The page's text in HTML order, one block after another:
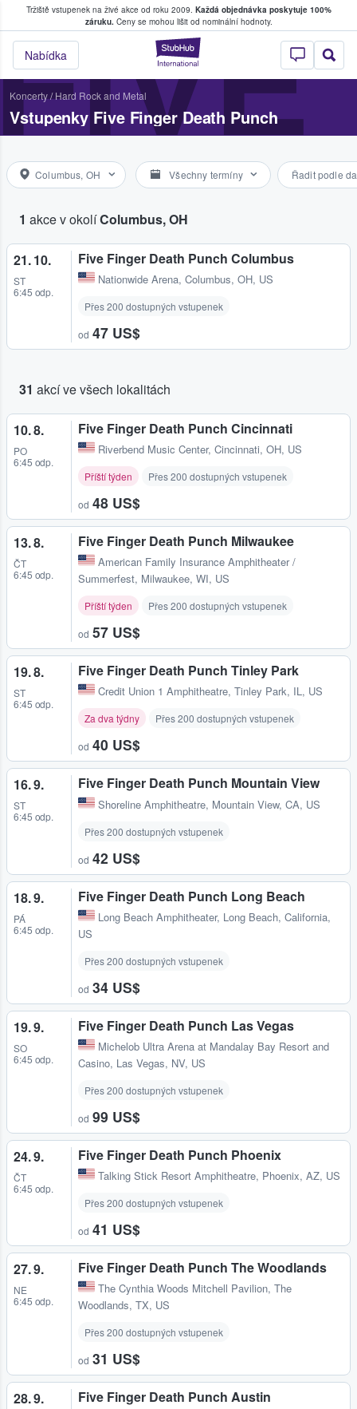
Tržiště vstupenek na živé akce od roku 2009. Každá objednávka poskytuje 100%
záruku.Ceny se mohou lišit od nominální hodnoty.
StubHub –
Nabídka
kde fanoušci kupují a prodávají vstupenky
Koncerty/ Hard Rock and Metal
Vstupenky Five Finger Death Punch
Columbus, OH Všechny termíny Řadit podle
1 akce v okolíColumbus, OH
21. 10.
ST
6:45 odp.
Five Finger Death Punch Columbus
Nationwide Arena, Columbus, OH, US
Přes 200 dostupných vstupenek
od 47 US$
31 akcí ve všech lokalitách
10. 8.
PO
6:45 odp.
Five Finger Death Punch Cincinnati
Riverbend Music Center, Cincinnati, OH, US
Příští týden Přes 200 dostupných vstupenek
od 48 US$
13. 8.
ČT
6:45 odp.
Five Finger Death Punch Milwaukee
American Family Insurance Amphitheater /
Summerfest, Milwaukee, WI, US
Příští týden Přes 200 dostupných vstupenek
od 57 US$
19. 8.
ST
6:45 odp.
Five Finger Death Punch Tinley Park
Credit Union 1 Amphitheatre, Tinley Park, IL, US
Za dva týdny Přes 200 dostupných vstupenek
od 40 US$
16. 9.
ST
6:45 odp.
Five Finger Death Punch Mountain View
Shoreline Amphitheatre, Mountain View, CA, US
Přes 200 dostupných vstupenek
od 42 US$
18. 9.
PÁ
6:45 odp.
Five Finger Death Punch Long Beach
Long Beach Amphitheater, Long Beach, California,
US
Přes 200 dostupných vstupenek
od 34 US$
19. 9.
SO
6:45 odp.
Five Finger Death Punch Las Vegas
Michelob Ultra Arena at Mandalay Bay Resort and
Casino, Las Vegas, NV, US
Přes 200 dostupných vstupenek
od 99 US$
24. 9.
ČT
6:45 odp.
Five Finger Death Punch Phoenix
Talking Stick Resort Amphitheatre, Phoenix, AZ, US
Přes 200 dostupných vstupenek
od 41 US$
27. 9.
NE
6:45 odp.
Five Finger Death Punch The Woodlands
The Cynthia Woods Mitchell Pavilion, The
Woodlands, TX, US
Přes 200 dostupných vstupenek
od 31 US$
28. 9. Five Finger Death Punch Austin